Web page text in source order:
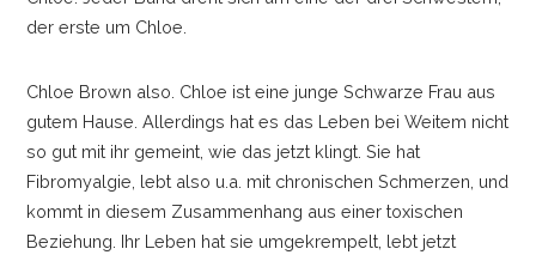
der erste um Chloe.
Chloe Brown also. Chloe ist eine junge Schwarze Frau aus
gutem Hause. Allerdings hat es das Leben bei Weitem nicht
so gut mit ihr gemeint, wie das jetzt klingt. Sie hat
Fibromyalgie, lebt also u.a. mit chronischen Schmerzen, und
kommt in diesem Zusammenhang aus einer toxischen
Beziehung. Ihr Leben hat sie umgekrempelt, lebt jetzt